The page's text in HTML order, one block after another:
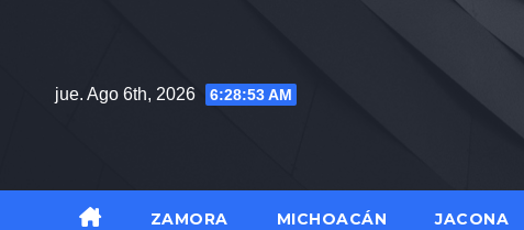
jue. Ago 6th, 2026 6:28:54 AM
ZAMORA MICHOACÁN JACONA